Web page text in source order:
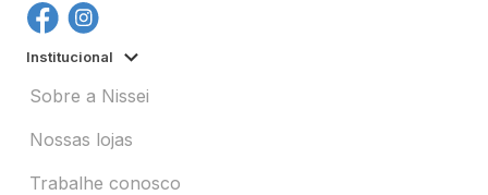
Institucional
Sobre a Nissei
Nossas lojas
Trabalhe conosco